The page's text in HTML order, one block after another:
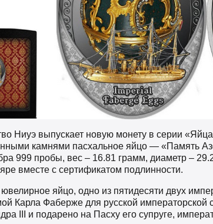
Ниуэ выпускает новую монету в серии
камнями пасхальное яйцо — «Память
999 пробы, вес – 16.81 грамм, диаметр –
вместе с сертификатом подлинности.
яйцо, одно из пятидесяти двух
Карла Фаберже для русской императорской
III и подарено на Пасху его супруге,